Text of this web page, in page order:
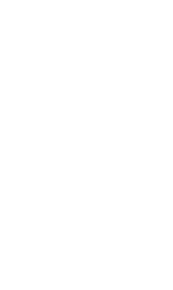
Audio
De Signia Active